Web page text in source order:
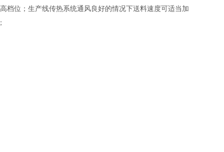
档位；生产线传热系统通风良好的情况下送料速度可适当加